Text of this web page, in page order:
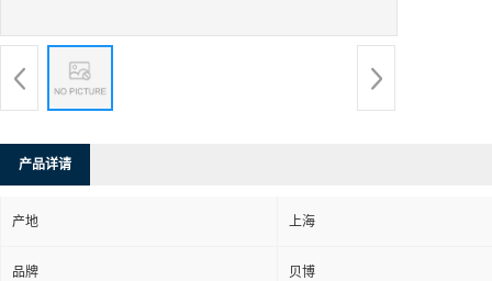
产品详请
产地 上海
品牌 贝博